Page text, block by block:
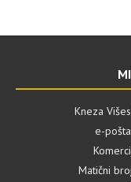
Kneza
e-
Matični